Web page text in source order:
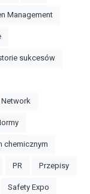
Management
sukcesów
Network
chemicznym
PR
Przepisy
Safety Expo